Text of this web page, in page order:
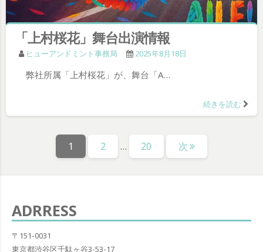
「上村桜花」舞台出演情報
ヒューアンドミント事務局 2025年8月18日
弊社所属「上村桜花」が、舞台「A…
続きを読む
ー
ジ
固
定
1
固
定
2 …
固
定
20 次
ADRRESS
〒151-0031
東京都渋谷区千駄ヶ谷3-53-17